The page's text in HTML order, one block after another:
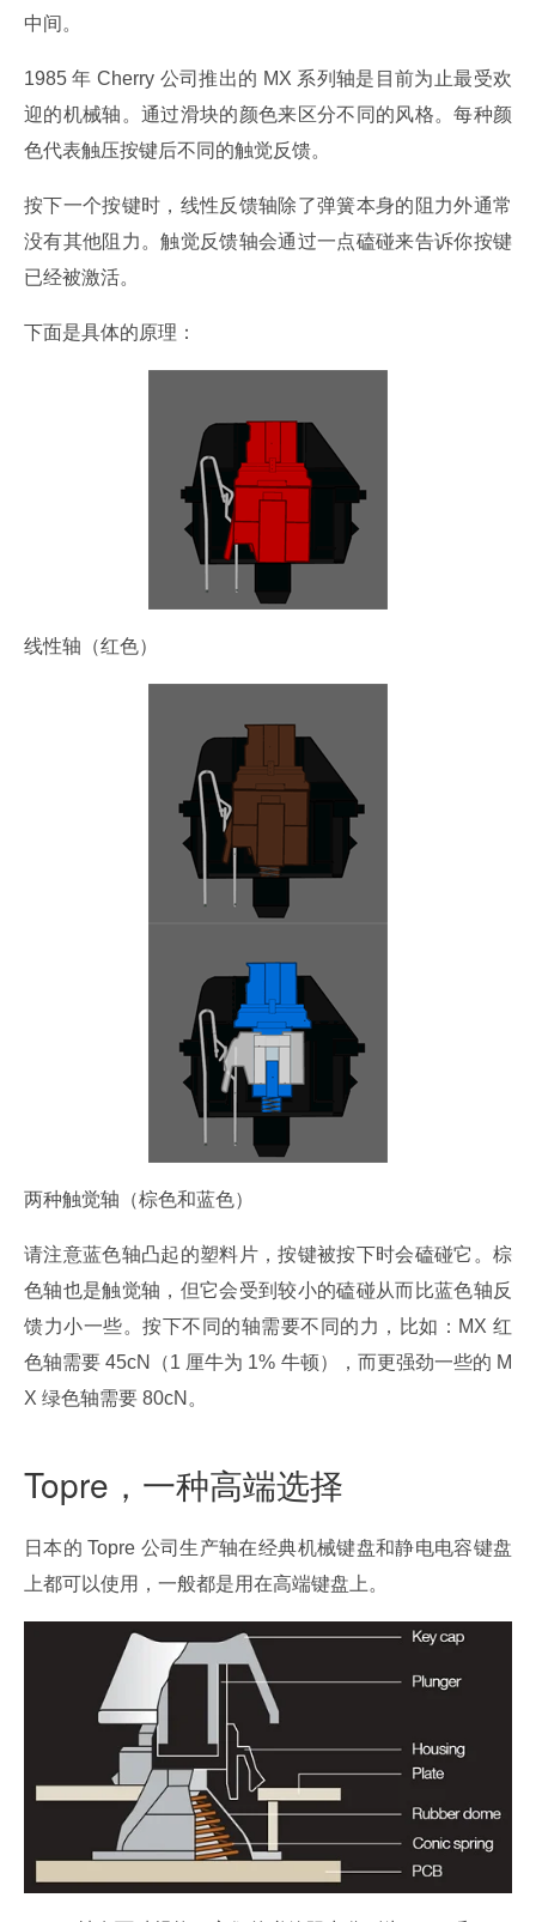
中间。
1985 年 Cherry 公司推出的 MX 系列轴是目前为止最受欢
迎的机械轴。通过滑块的颜色来区分不同的风格。每种颜
色代表触压按键后不同的触觉反馈。
按下一个按键时，线性反馈轴除了弹簧本身的阻力外通常
没有其他阻力。触觉反馈轴会通过一点磕碰来告诉你按键
已经被激活。
下面是具体的原理：
线性轴（红色）
两种触觉轴（棕色和蓝色）
请注意蓝色轴凸起的塑料片，按键被按下时会磕碰它。棕
色轴也是触觉轴，但它会受到较小的磕碰从而比蓝色轴反
馈力小一些。按下不同的轴需要不同的力，比如：MX 红
色轴需要 45cN（1 厘牛为 1% 牛顿），而更强劲一些的 M
X 绿色轴需要 80cN。
Topre，一种高端选择
日本的 Topre 公司生产轴在经典机械键盘和静电电容键盘
上都可以使用，一般都是用在高端键盘上。